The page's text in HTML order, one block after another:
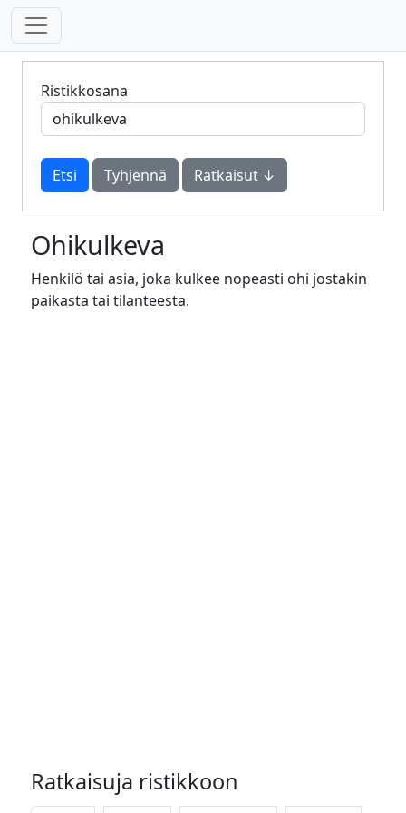
Ristikkosana
Tyhjennä Ratkaisut ↓
Ohikulkeva
Henkilö tai asia, joka kulkee nopeasti ohi jostakin
paikasta tai tilanteesta.
Ratkaisuja ristikkoon